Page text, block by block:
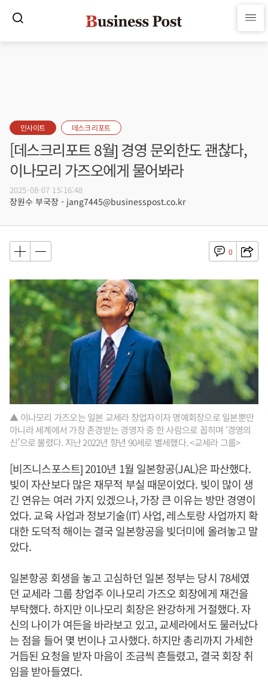
인사이트 데스크 리포트
[데스크리포트 8월] 경영 문외한도 괜찮다,
이나모리 가즈오에게 물어봐라
2025-08-07 15:16:48
장원수 부국장 - jang7445@businesspost.co.kr
0
▲ 이나모리 가즈오는 일본 교세라 창업자이자 명예회장으로 일본뿐만
아니라 세계에서 가장 존경받는 경영자 중 한 사람으로 꼽히며 ‘경영의
신’으로 불렸다. 지난 2022년 향년 90세로 별세했다. <교세라 그룹>
[비즈니스포스트] 2010년 1월 일본항공(JAL)은 파산했다.
빚이 자산보다 많은 재무적 부실 때문이었다. 빚이 많이 생
긴 연유는 여러 가지 있겠으나, 가장 큰 이유는 방만 경영이
었다. 교육 사업과 정보기술(IT) 사업, 레스토랑 사업까지 확
대한 도덕적 해이는 결국 일본항공을 빚더미에 올려놓고 말
았다.
일본항공 회생을 놓고 고심하던 일본 정부는 당시 78세였
던 교세라 그룹 창업주 이나모리 가즈오 회장에게 재건을
부탁했다. 하지만 이나모리 회장은 완강하게 거절했다. 자
신의 나이가 여든을 바라보고 있고, 교세라에서도 물러났다
는 점을 들어 몇 번이나 고사했다. 하지만 총리까지 가세한
거듭된 요청을 받자 마음이 조금씩 흔들렸고, 결국 회장 취
임을 받아들였다.